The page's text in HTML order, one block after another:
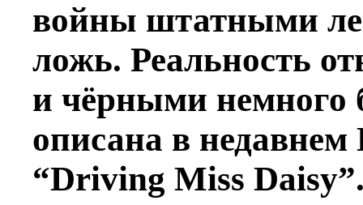
войны штатными
ложь. Реальность
и чёрными немного
описана в
“Driving Miss